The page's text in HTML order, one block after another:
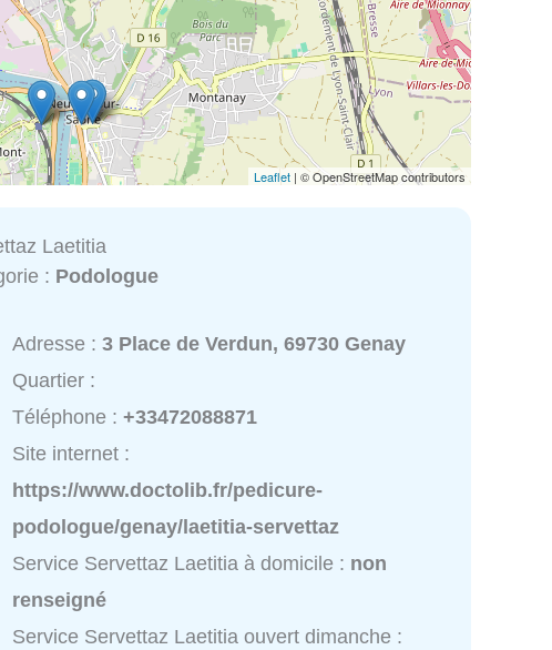
Leaflet | © OpenStreetMap contributors
Laetitia
: Podologue
Adresse :3 Place de Verdun, 69730 Genay
Quartier :
Téléphone :+33472088871
Site internet :
https://www.doctolib.fr/pedicure-
podologue/genay/laetitia-servettaz
Service Servettaz Laetitia à domicile : non
renseigné
Service Servettaz Laetitia ouvert dimanche :